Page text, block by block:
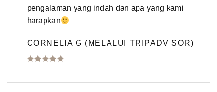
pengalaman yang indah dan apa yang kami
harapkan
CORNELIA G (MELALUI TRIPADVISOR)